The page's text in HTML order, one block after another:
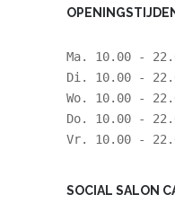
Ma. 10.00 -
Di. 10.00 -
Wo. 10.00 -
Do. 10.00 -
Vr. 10.00 -
SOCIAL SALON